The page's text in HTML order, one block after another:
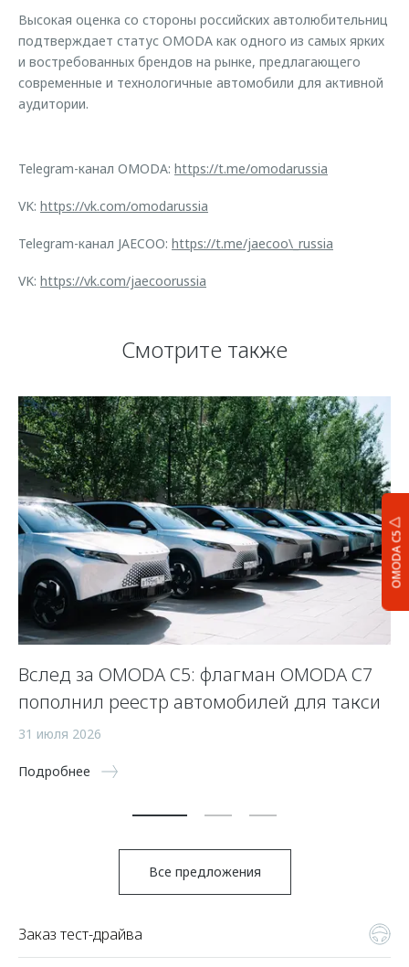
OMODA C5
Высокая оценка со стороны российских автолюбительниц
подтверждает статус OMODA как одного из самых ярких
и востребованных брендов на рынке, предлагающего
современные и технологичные автомобили для активной
аудитории.
Telegram-канал OMODA: https://t.me/omodarussia
VK: https://vk.com/omodarussia
Telegram-канал JAECOO: https://t.me/jaecoo\_russia
VK: https://vk.com/jaecoorussia
Смотрите также
Вслед за OMODA C5: флагман OMODA C7
пополнил реестр автомобилей для такси
31 июля 2026
Подробнее
Все предложения
Заказ тест-драйва